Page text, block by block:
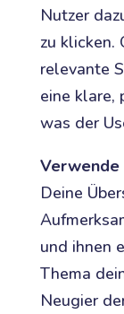
Nutzer
zu klicken.
relevante
eine klare,
was der
Verwende
Deine
und ihnen
Thema
Neugier